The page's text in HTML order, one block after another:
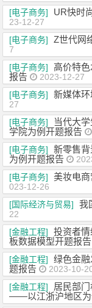
[电子商务]
UR快时
23-12-27
[电子商务]
Z世代网
7
[电子商务]
高价特
报告
2023-12-27
[电子商务]
新媒体
27
[电子商务]
当代大
学院为例开题报告
[电子商务]
新零售
为例开题报告
[电子商务]
美妆电
023-12-26
[国际经济与贸易]
我
22
[金融工程]
投资者
板数据模型开题报告
[金融工程]
绿色金
题报告
2023-10-
[金融工程]
居民部
——以江浙沪地区为